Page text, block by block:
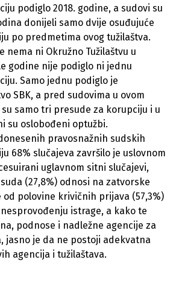
podiglo 2018. godine, a sudovi su
donijeli samo dvije osuđujuće
po predmetima ovog tužilaštva.
nema ni Okružno Tužilaštvu u
godine nije podiglo ni jednu
Samo jednu podiglo je
SBK, a pred sudovima u ovom
samo tri presude za korupciju i u
su oslobođeni optužbi.
pravosnažnih sudskih
68% slučajeva završilo je uslovnom
uglavnom sitni slučajevi,
(27,8%) odnosi na zatvorske
od polovine krivičnih prijava (57,3%)
istrage, a kako te
podnose i nadležne agencije za
jasno je da ne postoji adekvatna
agencija i tužilaštava.